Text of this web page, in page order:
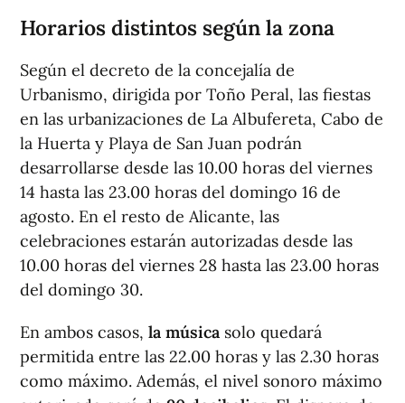
Horarios distintos según la zona
Según el decreto de la concejalía de
Urbanismo, dirigida por Toño Peral, las fiestas
en las urbanizaciones de La Albufereta, Cabo de
la Huerta y Playa de San Juan podrán
desarrollarse desde las 10.00 horas del viernes
14 hasta las 23.00 horas del domingo 16 de
agosto. En el resto de Alicante, las
celebraciones estarán autorizadas desde las
10.00 horas del viernes 28 hasta las 23.00 horas
del domingo 30.
En ambos casos, la música solo quedará
permitida entre las 22.00 horas y las 2.30 horas
como máximo. Además, el nivel sonoro máximo